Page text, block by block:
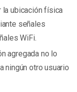
ubicación física
señales
WiFi.
agregada no lo
ningún otro usuario